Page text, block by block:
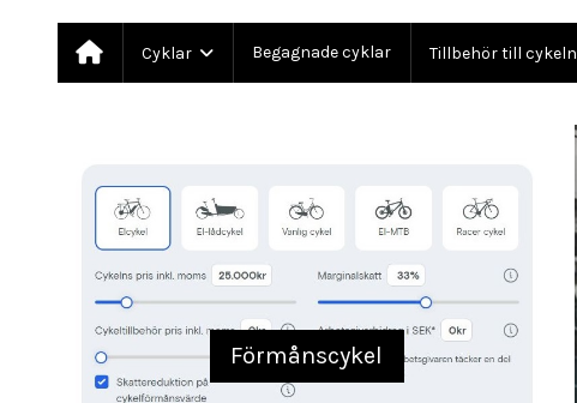
Cyklar Begagnade cyklar Tillbehör till cykeln
Förmånscykel